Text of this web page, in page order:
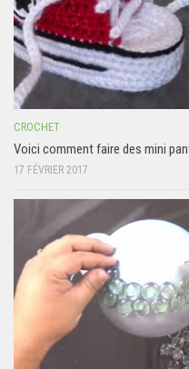
CROCHET
Voici comment faire des mini
17 FÉVRIER 2017